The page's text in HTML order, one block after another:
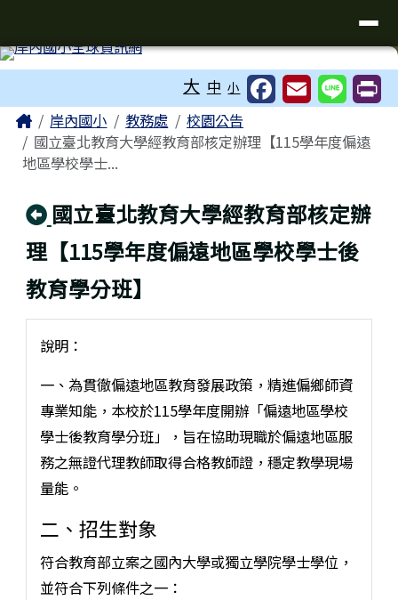
大 中 小
主內容區域
Home岸內國小 教務處
校園公告
國立臺北教育大學經教育部核定辦理【115學年度偏遠
地區學校學士...
回上頁
國立臺北教育大學經教育部核定辦
理【115學年度偏遠地區學校學士後
教育學分班】
說明：
一、為貫徹偏遠地區教育發展政策，精進偏鄉師資
專業知能，本校於115學年度開辦「偏遠地區學校
學士後教育學分班」，旨在協助現職於偏遠地區服
務之無證代理教師取得合格教師證，穩定教學現場
量能。
二、招生對象
符合教育部立案之國內大學或獨立學院學士學位，
並符合下列條件之一：
頁尾區域